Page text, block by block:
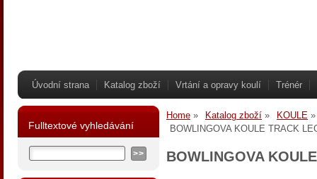
Úvodní strana Katalog zboží Vrtání a opravy koulí Trénér
Home Katalog zboží
KOULE
BOWLINGOVA KOULE TRACK
BOWLINGOVA
Fulltextové vyhledávání